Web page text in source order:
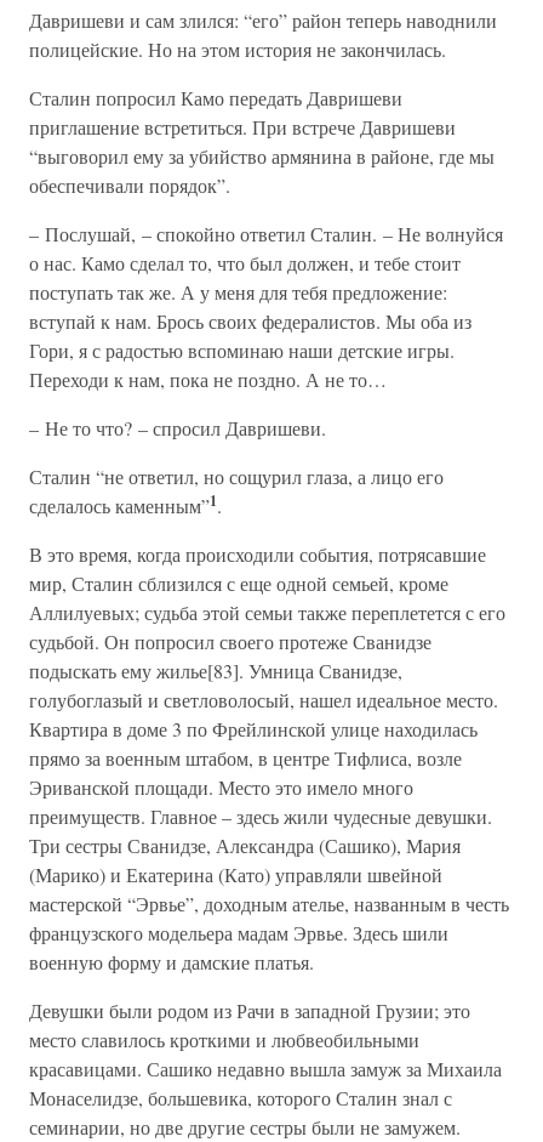
Давришеви и сам злился: “его” район теперь наводнили
полицейские. Но на этом история не закончилась.
Сталин попросил Камо передать Давришеви
приглашение встретиться. При встрече Давришеви
“выговорил ему за убийство армянина в районе, где мы
обеспечивали порядок”.
– Послушай, – спокойно ответил Сталин. – Не волнуйся
о нас. Камо сделал то, что был должен, и тебе стоит
поступать так же. А у меня для тебя предложение:
вступай к нам. Брось своих федералистов. Мы оба из
Гори, я с радостью вспоминаю наши детские игры.
Переходи к нам, пока не поздно. А не то…
– Не то что? – спросил Давришеви.
Сталин “не ответил, но сощурил глаза, а лицо его
сделалось каменным”1.
В это время, когда происходили события, потрясавшие
мир, Сталин сблизился с еще одной семьей, кроме
Аллилуевых; судьба этой семьи также переплетется с его
судьбой. Он попросил своего протеже Сванидзе
подыскать ему жилье[83]. Умница Сванидзе,
голубоглазый и светловолосый, нашел идеальное место.
Квартира в доме 3 по Фрейлинской улице находилась
прямо за военным штабом, в центре Тифлиса, возле
Эриванской площади. Место это имело много
преимуществ. Главное – здесь жили чудесные девушки.
Три сестры Сванидзе, Александра (Сашико), Мария
(Марико) и Екатерина (Като) управляли швейной
мастерской “Эрвье”, доходным ателье, названным в честь
французского модельера мадам Эрвье. Здесь шили
военную форму и дамские платья.
Девушки были родом из Рачи в западной Грузии; это
место славилось кроткими и любвеобильными
красавицами. Сашико недавно вышла замуж за Михаила
Монаселидзе, большевика, которого Сталин знал с
семинарии, но две другие сестры были не замужем.